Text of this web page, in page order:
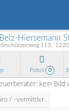
Hiersemann
113
Fotos 0
/ -vermittler